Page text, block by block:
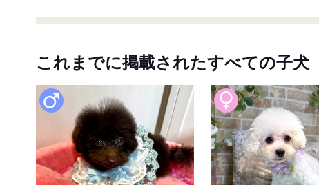
これまでに掲載されたすべての子犬